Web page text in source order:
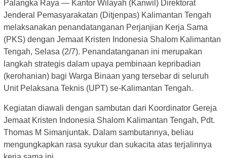
Palangka Raya — Kantor Wilayah (Kanwil) Direktorat
Jenderal Pemasyarakatan (Ditjenpas) Kalimantan Tengah
melaksanakan penandatanganan Perjanjian Kerja Sama
(PKS) dengan Jemaat Kristen Indonesia Shalom Kalimantan
Tengah, Selasa (2/7). Penandatanganan ini merupakan
langkah strategis dalam upaya pembinaan kepribadian
(kerohanian) bagi Warga Binaan yang tersebar di seluruh
Unit Pelaksana Teknis (UPT) se-Kalimantan Tengah.
Kegiatan diawali dengan sambutan dari Koordinator Gereja
Jemaat Kristen Indonesia Shalom Kalimantan Tengah, Pdt.
Thomas M Simanjuntak. Dalam sambutannya, beliau
mengungkapkan rasa syukur dan sukacita atas terjalinnya